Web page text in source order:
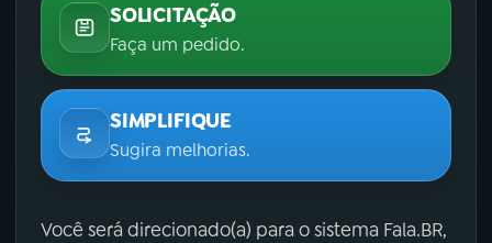
SOLICITAÇÃO
Faça um pedido.
SIMPLIFIQUE
Sugira melhorias.
Você será direcionado(a) para o sistema Fala.BR,